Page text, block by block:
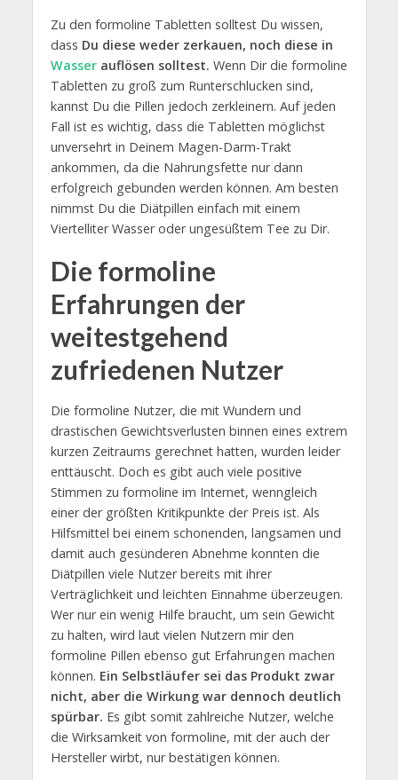
Zu den formoline Tabletten solltest Du wissen,
dass Du diese weder zerkauen, noch diese in
Wasserauflösen solltest. Wenn Dir die formoline
Tabletten zu groß zum Runterschlucken sind,
kannst Du die Pillen jedoch zerkleinern. Auf jeden
Fall ist es wichtig, dass die Tabletten möglichst
unversehrt in Deinem Magen-Darm-Trakt
ankommen, da die Nahrungsfette nur dann
erfolgreich gebunden werden können. Am besten
nimmst Du die Diätpillen einfach mit einem
Viertelliter Wasser oder ungesüßtem Tee zu Dir.
Die formoline
Erfahrungen der
weitestgehend
zufriedenen Nutzer
Die formoline Nutzer, die mit Wundern und
drastischen Gewichtsverlusten binnen eines extrem
kurzen Zeitraums gerechnet hatten, wurden leider
enttäuscht. Doch es gibt auch viele positive
Stimmen zu formoline im Internet, wenngleich
einer der größten Kritikpunkte der Preis ist. Als
Hilfsmittel bei einem schonenden, langsamen und
damit auch gesünderen Abnehme konnten die
Diätpillen viele Nutzer bereits mit ihrer
Verträglichkeit und leichten Einnahme überzeugen.
Wer nur ein wenig Hilfe braucht, um sein Gewicht
zu halten, wird laut vielen Nutzern mir den
formoline Pillen ebenso gut Erfahrungen machen
können. Ein Selbstläufer sei das Produkt zwar
nicht, aber die Wirkung war dennoch deutlich
spürbar. Es gibt somit zahlreiche Nutzer, welche
die Wirksamkeit von formoline, mit der auch der
Hersteller wirbt, nur bestätigen können.